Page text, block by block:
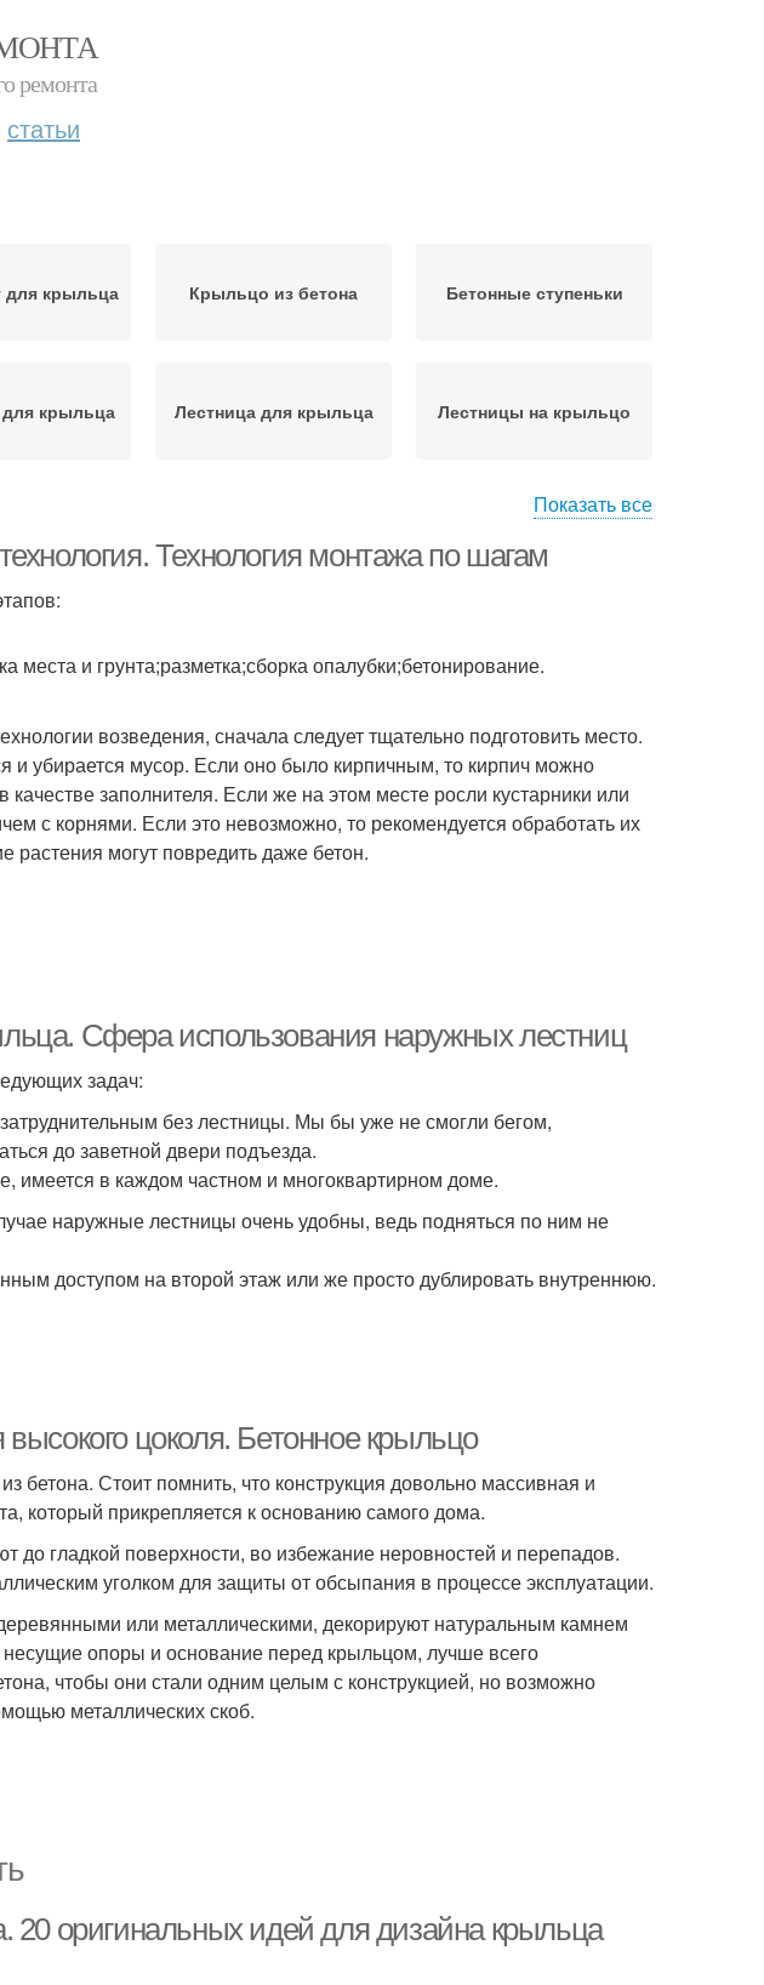
ремонта
статьи
для крыльца Крыльцо из бетона Бетонные ступеньки
крыльца Лестница для крыльца Лестницы на крыльцо
Показать все
Технология монтажа по шагам
места и грунта;разметка;сборка опалубки;бетонирование.
возведения, сначала следует тщательно подготовить место.
и убирается мусор. Если оно было кирпичным, то кирпич можно
качестве заполнителя. Если же на этом месте росли кустарники или
с корнями. Если это невозможно, то рекомендуется обработать их
могут повредить даже бетон.
Сфера использования наружных лестниц
задач:
без лестницы. Мы бы уже не смогли бегом,
до заветной двери подъезда.
имеется в каждом частном и многоквартирном доме.
наружные лестницы очень удобны, ведь подняться по ним не
доступом на второй этаж или же просто дублировать внутреннюю.
цоколя. Бетонное крыльцо
бетона. Стоит помнить, что конструкция довольно массивная и
который прикрепляется к основанию самого дома.
до гладкой поверхности, во избежание неровностей и перепадов.
уголком для защиты от обсыпания в процессе эксплуатации.
или металлическими, декорируют натуральным камнем
опоры и основание перед крыльцом, лучше всего
чтобы они стали одним целым с конструкцией, но возможно
металлических скоб.
20 оригинальных идей для дизайна крыльца